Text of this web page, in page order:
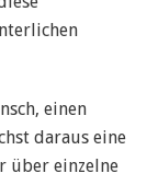
einen
daraus eine
über einzelne